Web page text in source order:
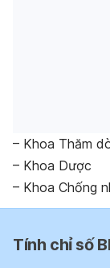
– Khoa Thăm
– Khoa Dược
– Khoa Chống
Tính chỉ số